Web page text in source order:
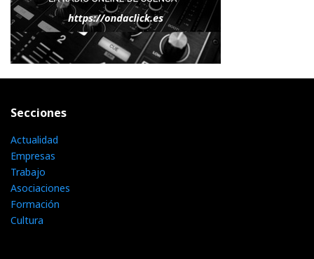
Secciones
Actualidad
Empresas
Trabajo
Asociaciones
Formación
Cultura